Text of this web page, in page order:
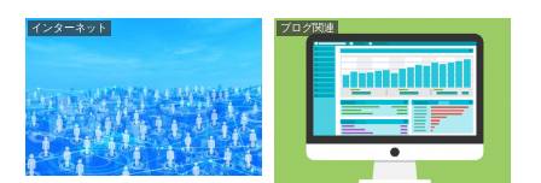
インターネット ブログ関連